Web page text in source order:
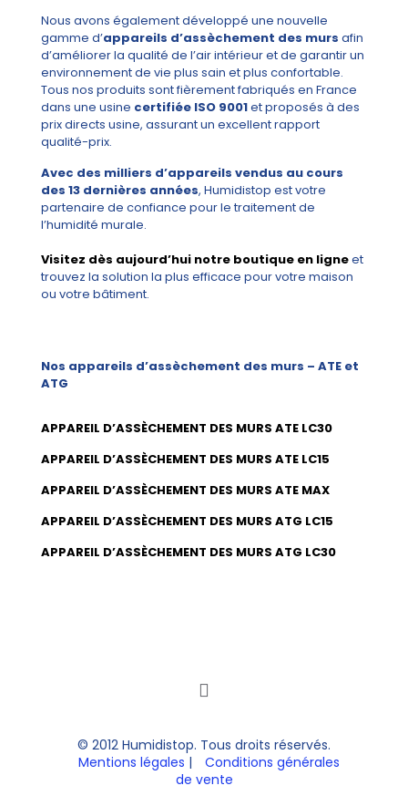
Nous avons également développé une nouvelle
gamme d’appareils d’assèchement des murs afin
d’améliorer la qualité de l’air intérieur et de garantir un
environnement de vie plus sain et plus confortable.
Tous nos produits sont fièrement fabriqués en France
dans une usine certifiée ISO 9001et proposés à des
prix directs usine, assurant un excellent rapport
qualité-prix.
Avec des milliers d’appareils vendus au cours
des 13 dernières années, Humidistop est votre
partenaire de confiance pour le traitement de
l’humidité murale.
Visitez dès aujourd’hui notre boutique en ligneet
trouvez la solution la plus efficace pour votre maison
ou votre bâtiment.
Nos appareils d’assèchement des murs – ATE et
ATG
APPAREIL D’ASSÈCHEMENT DES MURS ATE LC30
APPAREIL D’ASSÈCHEMENT DES MURS ATE LC15
APPAREIL D’ASSÈCHEMENT DES MURS ATE MAX
APPAREIL D’ASSÈCHEMENT DES MURS ATG LC15
APPAREIL D’ASSÈCHEMENT DES MURS ATG LC30
© 2012 Humidistop. Tous droits réservés.
Mentions légales |
Conditions générales
de vente